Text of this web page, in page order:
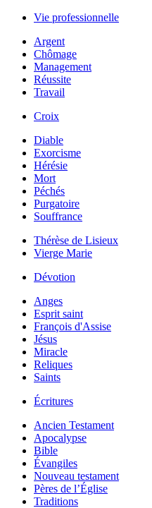
Vie professionnelle
Argent
Chômage
Management
Réussite
Travail
Croix
Diable
Exorcisme
Hérésie
Mort
Péchés
Purgatoire
Souffrance
Thérèse de Lisieux
Vierge Marie
Dévotion
Anges
Esprit saint
François d'Assise
Jésus
Miracle
Reliques
Saints
Écritures
Ancien Testament
Apocalypse
Bible
Évangiles
Nouveau testament
Pères de l’Église
Traditions